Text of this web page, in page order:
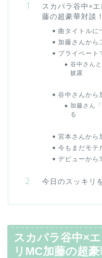
スカパラ谷中×
藤の超豪華対談！
曲タイトルに
加藤さんから
プライベート
谷中さん
披露
谷中さんから
加藤さん
る
宮本さんから
今もまだモテ
デビューから
今日のスッキリ
スカパラ谷中×
リMC加藤の超豪